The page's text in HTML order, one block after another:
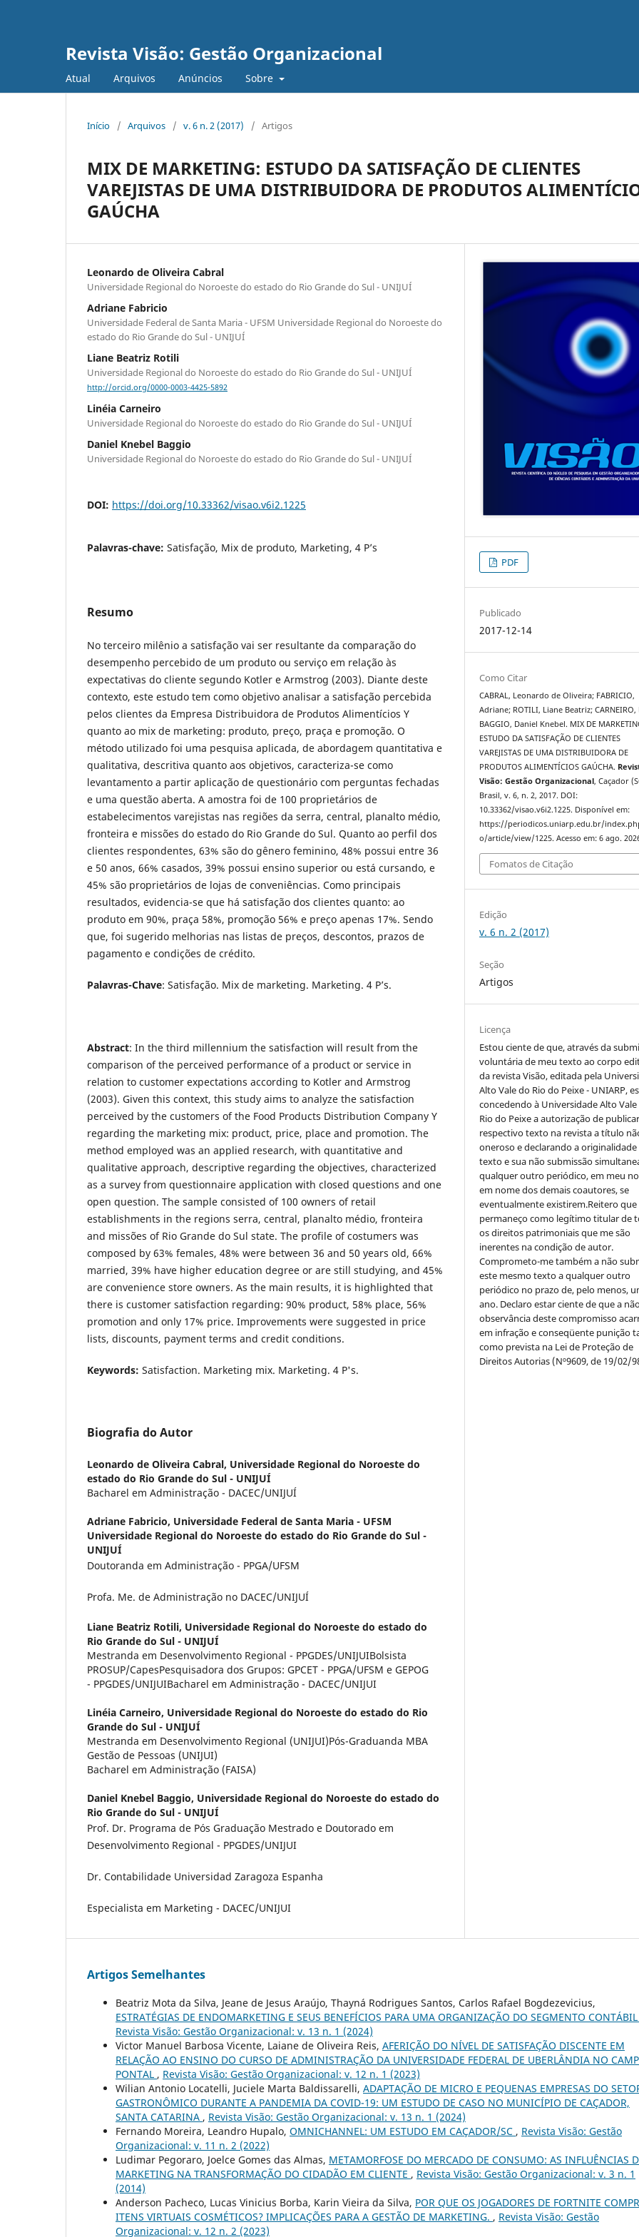
Revista Visão: Gestão Organizacional
Atual Arquivos Anúncios Sobre
Início / Arquivos / v. 6 n. 2 (2017) / Artigos
MIX DE MARKETING: ESTUDO DA SATISFAÇÃO DE CLIENTES
VAREJISTAS DE UMA DISTRIBUIDORA DE PRODUTOS
GAÚCHA
Leonardo de Oliveira Cabral
Universidade Regional do Noroeste do estado do Rio Grande do Sul - UNIJUÍ
Adriane Fabricio
Universidade Federal de Santa Maria - UFSM Universidade Regional do Noroeste do
estado do Rio Grande do Sul - UNIJUÍ
Liane Beatriz Rotili
Universidade Regional do Noroeste do estado do Rio Grande do Sul - UNIJUÍ
http://orcid.org/0000-0003-4425-5892
Linéia Carneiro
Universidade Regional do Noroeste do estado do Rio Grande do Sul - UNIJUÍ
Daniel Knebel Baggio
Universidade Regional do Noroeste do estado do Rio Grande do Sul - UNIJUÍ
DOI: https://doi.org/10.33362/visao.v6i2.1225
Palavras-chave: Satisfação, Mix de produto, Marketing, 4 P’s
Resumo
No terceiro milênio a satisfação vai ser resultante da comparação do
desempenho percebido de um produto ou serviço em relação às
expectativas do cliente segundo Kotler e Armstrog (2003). Diante deste
contexto, este estudo tem como objetivo analisar a satisfação percebida
pelos clientes da Empresa Distribuidora de Produtos Alimentícios Y
quanto ao mix de marketing: produto, preço, praça e promoção. O
método utilizado foi uma pesquisa aplicada, de abordagem quantitativa e
qualitativa, descritiva quanto aos objetivos, caracteriza-se como
levantamento a partir aplicação de questionário com perguntas fechadas
e uma questão aberta. A amostra foi de 100 proprietários de
estabelecimentos varejistas nas regiões da serra, central, planalto médio,
fronteira e missões do estado do Rio Grande do Sul. Quanto ao perfil dos
clientes respondentes, 63% são do gênero feminino, 48% possui entre 36
e 50 anos, 66% casados, 39% possui ensino superior ou está cursando, e
45% são proprietários de lojas de conveniências. Como principais
resultados, evidencia-se que há satisfação dos clientes quanto: ao
produto em 90%, praça 58%, promoção 56% e preço apenas 17%. Sendo
que, foi sugerido melhorias nas listas de preços, descontos, prazos de
pagamento e condições de crédito.
Palavras-Chave: Satisfação. Mix de marketing. Marketing. 4 P’s.
Abstract: In the third millennium the satisfaction will result from the
comparison of the perceived performance of a product or service in
relation to customer expectations according to Kotler and Armstrog
(2003). Given this context, this study aims to analyze the satisfaction
perceived by the customers of the Food Products Distribution Company Y
regarding the marketing mix: product, price, place and promotion. The
method employed was an applied research, with quantitative and
qualitative approach, descriptive regarding the objectives, characterized
as a survey from questionnaire application with closed questions and one
open question. The sample consisted of 100 owners of retail
establishments in the regions serra, central, planalto médio, fronteira
and missões of Rio Grande do Sul state. The profile of costumers was
composed by 63% females, 48% were between 36 and 50 years old, 66%
married, 39% have higher education degree or are still studying, and 45%
are convenience store owners. As the main results, it is highlighted that
there is customer satisfaction regarding: 90% product, 58% place, 56%
promotion and only 17% price. Improvements were suggested in price
lists, discounts, payment terms and credit conditions.
Keywords: Satisfaction. Marketing mix. Marketing. 4 P's.
Biografia do Autor
Leonardo de Oliveira Cabral, Universidade Regional do Noroeste do
estado do Rio Grande do Sul - UNIJUÍ
Bacharel em Administração - DACEC/UNIJUÍ
Adriane Fabricio, Universidade Federal de Santa Maria - UFSM
Universidade Regional do Noroeste do estado do Rio Grande do Sul -
UNIJUÍ
Doutoranda em Administração - PPGA/UFSM
Profa. Me. de Administração no DACEC/UNIJUÍ
Liane Beatriz Rotili, Universidade Regional do Noroeste do estado do
Rio Grande do Sul - UNIJUÍ
Mestranda em Desenvolvimento Regional - PPGDES/UNIJUIBolsista
PROSUP/CapesPesquisadora dos Grupos: GPCET - PPGA/UFSM e GEPOG
- PPGDES/UNIJUIBacharel em Administração - DACEC/UNIJUI
Linéia Carneiro, Universidade Regional do Noroeste do estado do Rio
Grande do Sul - UNIJUÍ
Mestranda em Desenvolvimento Regional (UNIJUI)Pós-Graduanda MBA
Gestão de Pessoas (UNIJUI)
Bacharel em Administração (FAISA)
Daniel Knebel Baggio, Universidade Regional do Noroeste do estado do
Rio Grande do Sul - UNIJUÍ
Prof. Dr. Programa de Pós Graduação Mestrado e Doutorado em
Desenvolvimento Regional - PPGDES/UNIJUI
Dr. Contabilidade Universidad Zaragoza Espanha
Especialista em Marketing - DACEC/UNIJUI
PDF
Publicado
2017-12-14
Como Citar
CABRAL, Leonardo de Oliveira; FABRICIO,
Adriane; ROTILI, Liane Beatriz; CARNEIRO,
BAGGIO, Daniel Knebel. MIX DE
ESTUDO DA SATISFAÇÃO DE CLIENTES
VAREJISTAS DE UMA DISTRIBUIDORA DE
PRODUTOS ALIMENTÍCIOS GAÚCHA.
Visão: Gestão Organizacional, Caçador
Brasil, v. 6, n. 2, 2017. DOI:
10.33362/visao.v6i2.1225. Disponível em:
https://periodicos.uniarp.edu.br/
o/article/view/1225. Acesso em: 6 ago.
Fomatos de Citação
Edição
v. 6 n. 2 (2017)
Seção
Artigos
Licença
Estou ciente de que, através da
voluntária de meu texto ao corpo
da revista Visão, editada pela
Alto Vale do Rio do Peixe - UNIARP,
concedendo à Universidade Alto
Rio do Peixe a autorização de
respectivo texto na revista a título
oneroso e declarando a
texto e sua não submissão
qualquer outro periódico, em meu
em nome dos demais coautores, se
eventualmente existirem.Reitero que
permaneço como legítimo titular de
os direitos patrimoniais que me são
inerentes na condição de autor.
Comprometo-me também a não
este mesmo texto a qualquer outro
periódico no prazo de, pelo menos,
ano. Declaro estar ciente de que a
observância deste compromisso
em infração e conseqüente punição
como prevista na Lei de Proteção de
Direitos Autorias (Nº9609, de 19/02/
Artigos Semelhantes
Beatriz Mota da Silva, Jeane de Jesus Araújo, Thayná Rodrigues Santos, Carlos Rafael Bogdezevicius,
ESTRATÉGIAS DE ENDOMARKETING E SEUS BENEFÍCIOS PARA UMA ORGANIZAÇÃO DO SEGMENTO CONTÁBIL
Revista Visão: Gestão Organizacional: v. 13 n. 1 (2024)
Victor Manuel Barbosa Vicente, Laiane de Oliveira Reis, AFERIÇÃO DO NÍVEL DE SATISFAÇÃO DISCENTE EM
RELAÇÃO AO ENSINO DO CURSO DE ADMINISTRAÇÃO DA UNIVERSIDADE FEDERAL DE UBERLÂNDIA NO
PONTAL , Revista Visão: Gestão Organizacional: v. 12 n. 1 (2023)
Wilian Antonio Locatelli, Juciele Marta Baldissarelli, ADAPTAÇÃO DE MICRO E PEQUENAS EMPRESAS DO
GASTRONÔMICO DURANTE A PANDEMIA DA COVID-19: UM ESTUDO DE CASO NO MUNICÍPIO DE CAÇADOR,
SANTA CATARINA , Revista Visão: Gestão Organizacional: v. 13 n. 1 (2024)
Fernando Moreira, Leandro Hupalo, OMNICHANNEL: UM ESTUDO EM CAÇADOR/SC , Revista Visão: Gestão
Organizacional: v. 11 n. 2 (2022)
Ludimar Pegoraro, Joelce Gomes das Almas, METAMORFOSE DO MERCADO DE CONSUMO: AS INFLUÊNCIAS
MARKETING NA TRANSFORMAÇÃO DO CIDADÃO EM CLIENTE , Revista Visão: Gestão Organizacional: v. 3 n. 1
(2014)
Anderson Pacheco, Lucas Vinicius Borba, Karin Vieira da Silva, POR QUE OS JOGADORES DE FORTNITE
ITENS VIRTUAIS COSMÉTICOS? IMPLICAÇÕES PARA A GESTÃO DE MARKETING. , Revista Visão: Gestão
Organizacional: v. 12 n. 2 (2023)